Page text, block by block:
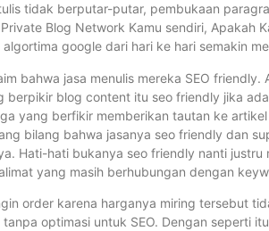
tidak berputar-putar, pembukaan
Blog Network Kamu sendiri, Apakah
google dari hari ke hari semakin
bahwa jasa menulis mereka SEO
berpikir blog content itu seo friendly jika
yang berfikir memberikan tautan ke
bilang bahwa jasanya seo friendly dan
Hati-hati bukanya seo friendly nanti
yang masih berhubungan dengan
order karena harganya miring tersebut
optimasi untuk SEO. Dengan seperti